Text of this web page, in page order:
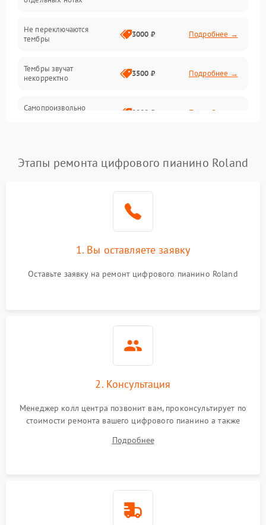
Аудио
Оптика
Не переключаются
тембры
3000 ₽ Подробнее →
Тембры звучат
некорректно
3500 ₽ Подробнее →
Самопроизвольно
2800 ₽ Подробнее →
Этапы ремонта цифрового пианино Roland
1. Вы оставляете заявку
Оставьте заявку на ремонт цифрового пианино Roland
2. Консультация
Менеджер колл центра позвонит вам, проконсультирует по
стоимости ремонта вашего цифрового пианино а также
Подробнее